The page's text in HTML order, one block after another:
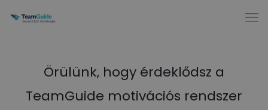
Örülünk, hogy érdeklődsz a
TeamGuide motivációs rendszer